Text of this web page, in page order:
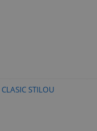
STILOU